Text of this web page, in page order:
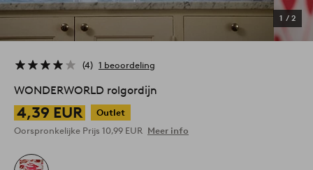
1 / 2
4 1 beoordeling
WONDERWORLD rolgordijn
4,39 EUR
Outlet
Oorspronkelijke Prijs 10,99 EUR Meer info